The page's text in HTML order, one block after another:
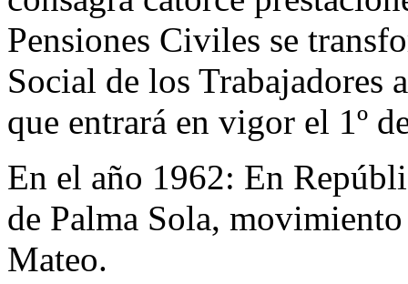
Pensiones Civiles se
Social de los Trabajadores
que entrará en vigor el 1º
En el año 1962: En
de Palma Sola,
Mateo.